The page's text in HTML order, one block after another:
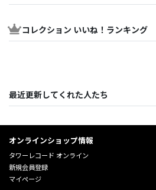
コレクション いいね！ランキング
最近更新してくれた人たち
オンラインショップ情報
タワーレコード オンライン
新規会員登録
マイページ